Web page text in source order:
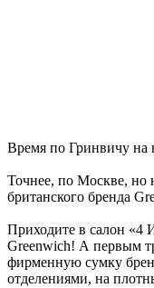
Время по Гринвичу на
Точнее, по Москве, но
британского бренда
Приходите в салон «4
Greenwich! А первым
фирменную сумку
отделениями, на